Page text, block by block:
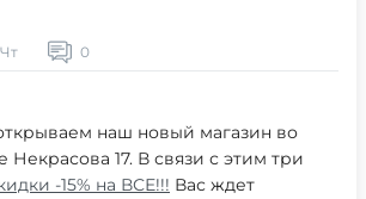
0
наш новый магазин во
Некрасова 17. В связи с этим три
-15% на ВСЕ!!! Вас ждет